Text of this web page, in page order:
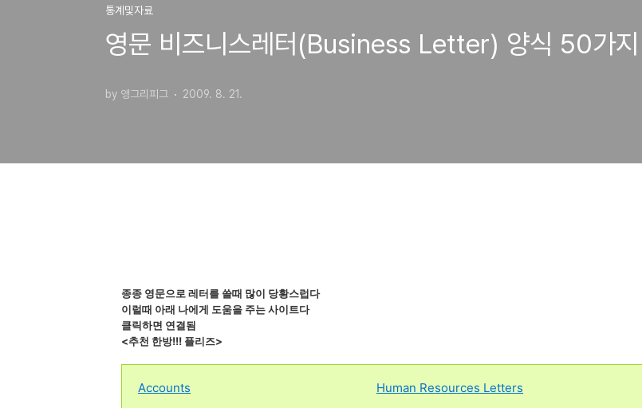
통계및자료
영문 비즈니스레터(Business Letter) 양식 50가지
by 앵그리피그 2009. 8. 21.
종종 영문으로 레터를 쓸때 많이 당황스럽다
이럴때 아래 나에게 도움을 주는 사이트다
클릭하면 연결됨
<추천 한방!!! 플리즈>
Accounts
Human Resources Letters